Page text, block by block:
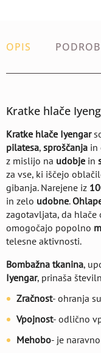
OPIS
Kratke hlače
Kratke hlače Iyengar
pilatesa, sproščanja in
z mislijo na udobje in
za vse, ki iščejo
gibanja. Narejene iz
in zelo udobne.
zagotavljata, da hlače
omogočajo popolno
telesne aktivnosti.
Bombažna tkanina,
Iyengar, prinaša
Zračnost- ohranja
Vpojnost- odlično
Mehobo- je